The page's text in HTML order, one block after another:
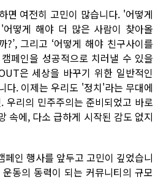
면 여전히 고민이 많습니다. '어떻게
떻게 해야 더 많은 사람이 찾아올
그리고 ‘어떻게 해야 친구사이를
페인을 성공적으로 치러낼 수 있을
은 세상을 바꾸기 위한 일반적인
다. 이제는 우리도 '정치'라는 무대에
우리의 민주주의는 준비되었고 바로
속에, 다소 급하게 시작된 감도 없지
인 행사를 앞두고 고민이 깊었습니
동의 동력이 되는 커뮤니티의 규모